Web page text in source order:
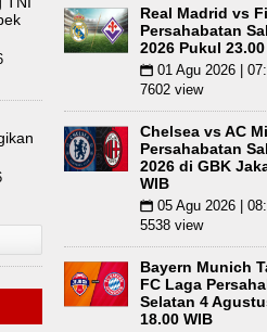
Hadiri Revitalisasi TK
Hanya Aktif Saat Ada
Seksual
Real Madrid vs
Persahabatan
2026 Pukul
📅 01 Agu 2026 |
7602 view
Chelsea vs AC
Persahabatan
2026 di GBK
WIB
📅 05 Agu 2026 |
5538 view
Bayern Munich
FC Laga
Selatan 4
18.00 WIB